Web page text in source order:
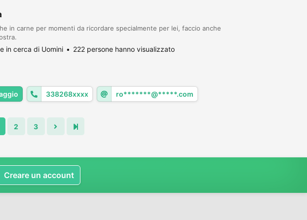
in carne per momenti da ricordare specialmente per lei, faccio anche
in cerca di Uomini 222 persone hanno visualizzato
338268xxxx ro*******@*****.com
2 3
Creare un account